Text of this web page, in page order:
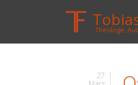
Theologe,
27